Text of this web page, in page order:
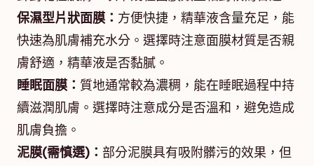
保濕型片狀面膜： 方便快捷，精華液含量充足，能
快速為肌膚補充水分。選擇時注意面膜材質是否親
膚舒適，精華液是否黏膩。
睡眠面膜： 質地通常較為濃稠，能在睡眠過程中持
續滋潤肌膚。選擇時注意成分是否溫和，避免造成
肌膚負擔。
泥膜(需慎選)： 部分泥膜具有吸附髒污的效果，但